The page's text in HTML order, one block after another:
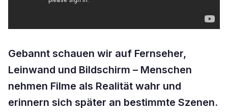
Gebannt schauen wir auf Fernseher,
Leinwand und Bildschirm – Menschen
nehmen Filme als Realität wahr und
erinnern sich später an bestimmte Szenen.